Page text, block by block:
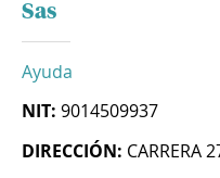
Sas
Ayuda
NIT: 9014509937
DIRECCIÓN: CARRERA